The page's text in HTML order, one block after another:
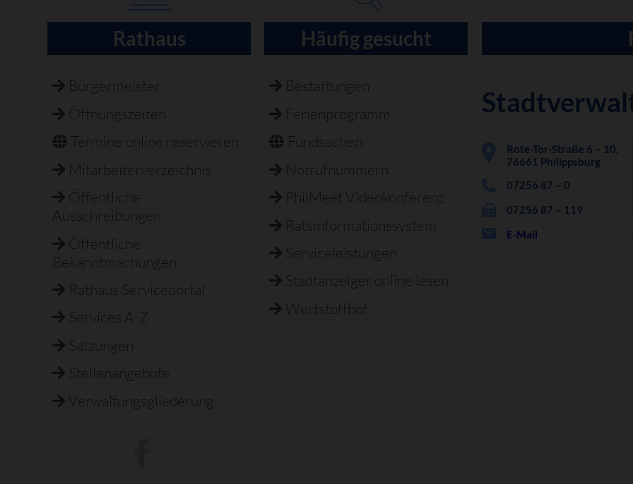
Rathaus
Bürgermeister
Öffnungszeiten
Termine online reservieren
Mitarbeiterverzeichnis
Öffentliche
Ausschreibungen
Öffentliche
Bekanntmachungen
Rathaus Serviceportal
Services A-Z
Satzungen
Stellenangebote
Verwaltungsgliederung
Häufig gesucht
Bestattungen
Ferienprogramm
Fundsachen
Notrufnummern
PhilMeet Videokonferenz
Ratsinformationssystem
Serviceleistungen
Stadtanzeiger online lesen
Wertstoffhof
Rote-Tor-Straße 6 – 10,
76661 Philippsburg
07256 87 – 0
07256 87 – 119
E-Mail